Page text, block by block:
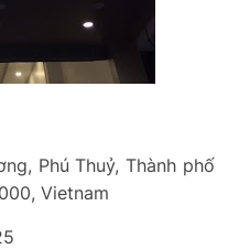
Phú Thuỷ, Thành phố
Vietnam